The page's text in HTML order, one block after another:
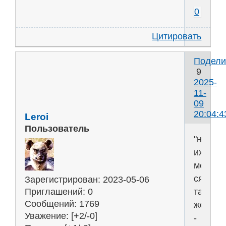
0
Цитировать
9
2025-
11-
09
Leroi
Пользователь
Зарегистрирован: 2023-05-06
Приглашений: 0
Сообщений: 1769
Уважение: [+2/-0]
"на
их
место
сядет
такой
же"
-